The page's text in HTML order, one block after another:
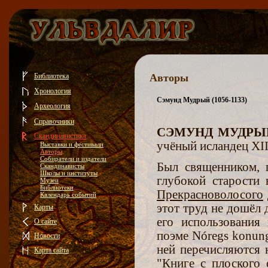
Библиотека
Хронология
Археология
Справочники
Скандинавистика
Выставки и фестивали
Авторы
Собиратели и издатели
Скандинависты
Школы и институты
Музеи
Библиотеки
Календарь событий
Карты
О сайте
Новости
Карта сайта
Авторы
Сэмунд Мудрый (1056-1133)
СЭМУНД
учёный исландец
Был священником,
глубокой
Прекрасноволосого
этот труд не дошёл
его
поэме Nóregs
ней перечисляются
"Книге с плоского